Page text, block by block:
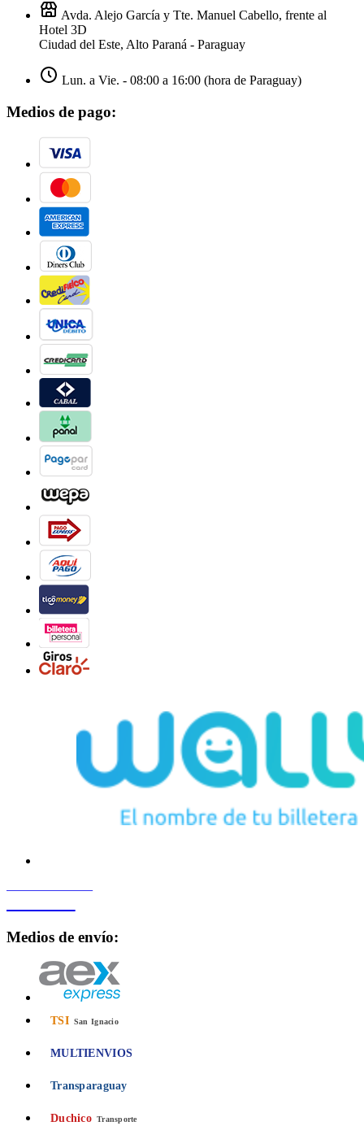
Avda. Alejo García y Tte. Manuel Cabello, frente al
Hotel 3D
Ciudad del Este, Alto Paraná - Paraguay
Lun. a Vie. - 08:00 a 16:00 (hora de Paraguay)
Medios de pago:
Medios de envío:
TSI San Ignacio
MULTIENVIOS
Transparaguay
Duchico Transporte